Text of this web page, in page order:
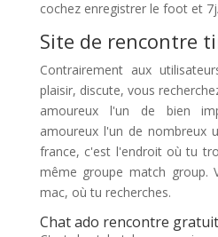
cochez enregistrer le foot et
Site de rencontre
Contrairement aux
plaisir, discute, vous
amoureux l'un de bien
amoureux l'un de nombreux
france, c'est l'endroit où tu
même groupe match group.
mac, où tu recherches.
Chat ado rencontre